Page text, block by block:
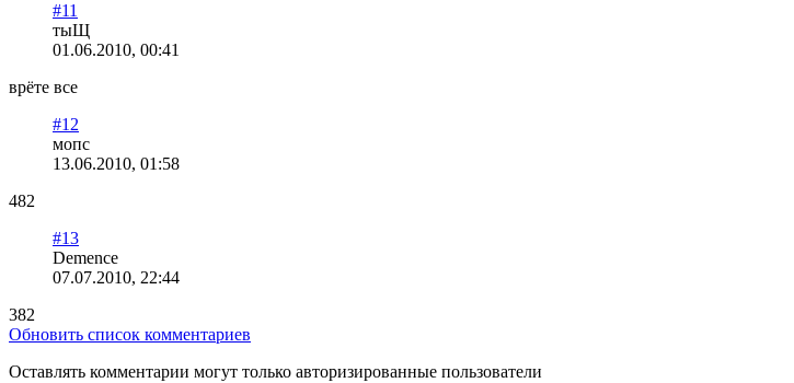
#11
тыЩ
01.06.2010, 00:41
врёте все
#12
мопс
13.06.2010, 01:58
482
#13
Demence
07.07.2010, 22:44
382
Обновить список комментариев
Оставлять комментарии могут только авторизированные пользователи